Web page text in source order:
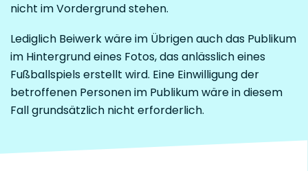
nicht im Vordergrund stehen.
Lediglich Beiwerk wäre im Übrigen auch das Publikum
im Hintergrund eines Fotos, das anlässlich eines
Fußballspiels erstellt wird. Eine Einwilligung der
betroffenen Personen im Publikum wäre in diesem
Fall grundsätzlich nicht erforderlich.